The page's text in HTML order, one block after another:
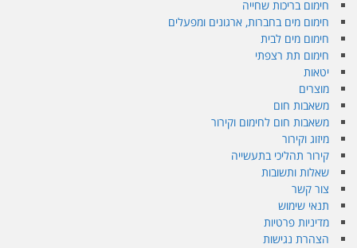
חימום בריכות שחייה
חימום מים בחברות, ארגונים ומפעלים
חימום מים לבית
חימום תת רצפתי
יטאות
מוצרים
משאבות חום
משאבות חום לחימום וקירור
מיזוג וקירור
קירור תהליכי בתעשייה
שאלות ותשובות
צור קשר
תנאי שימוש
מדיניות פרטיות
הצהרת נגישות